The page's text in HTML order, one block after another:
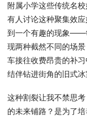
附属小学这些传统名
有人讨论这种聚集效
到一个有趣的现象——
现两种截然不同的场
车接往收费昂贵的补
结伴钻进街角的旧式冰
这种割裂让我不禁思
的未来铺路？是为了